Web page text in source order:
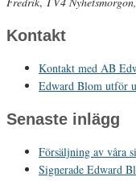
Kontakt
Kontakt med AB
Edward Blom utför
Senaste inlägg
Försäljning av våra
Signerade Edward